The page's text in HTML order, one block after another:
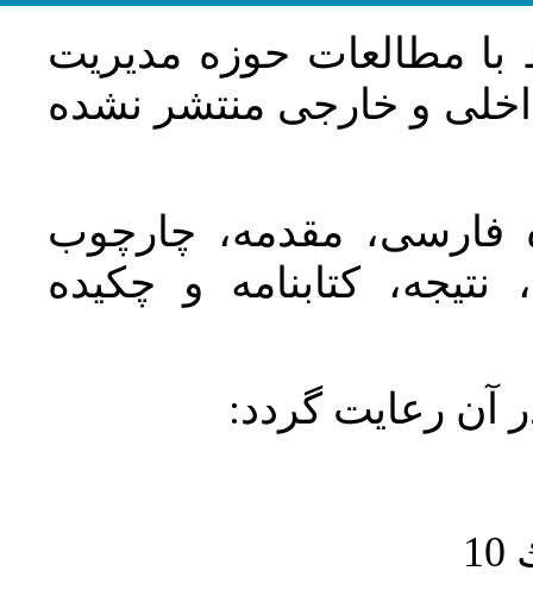
با مطالعات حوزه مديريت
و خارجی منتشر نشده
فارسی، مقدمه، چارچوب
کتابنامه و چکیده
آن رعايت گردد: